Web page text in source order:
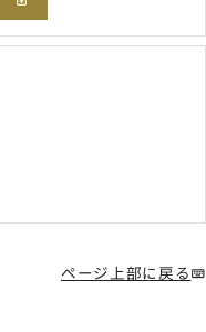
ページ上部に戻る